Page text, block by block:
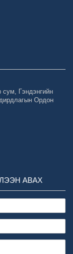
сум, Гэндэнгийн
Ордон
АВАХ